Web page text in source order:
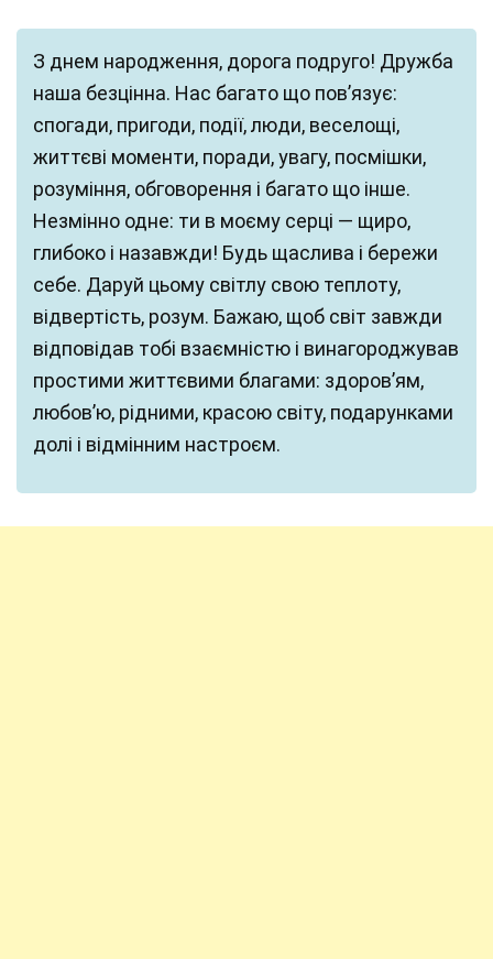
З днем народження, дорога подруго! Дружба
наша безцінна. Нас багато що пов’язує:
спогади, пригоди, події, люди, веселощі,
життєві моменти, поради, увагу, посмішки,
розуміння, обговорення і багато що інше.
Незмінно одне: ти в моєму серці — щиро,
глибоко і назавжди! Будь щаслива і бережи
себе. Даруй цьому світлу свою теплоту,
відвертість, розум. Бажаю, щоб світ завжди
відповідав тобі взаємністю і винагороджував
простими життєвими благами: здоров’ям,
любов’ю, рідними, красою світу, подарунками
долі і відмінним настроєм.